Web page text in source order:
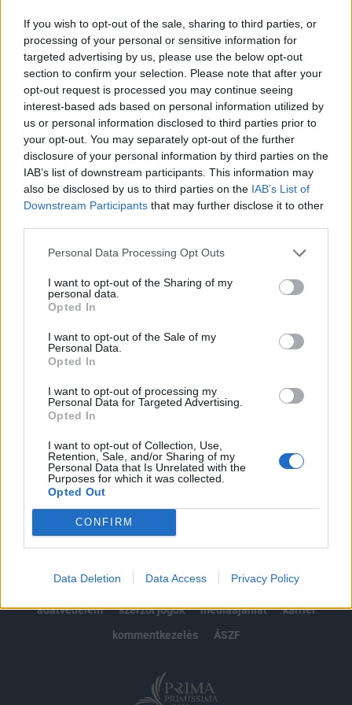
If you wish to opt-out of the sale, sharing to third parties, or
processing of your personal or sensitive information for
targeted advertising by us, please use the below opt-out
section to confirm your selection. Please note that after your
opt-out request is processed you may continue seeing
interest-based ads based on personal information utilized by
us or personal information disclosed to third parties prior to
your opt-out. You may separately opt-out of the further
disclosure of your personal information by third parties on the
IAB’s list of downstream participants. This information may
also be disclosed by us to third parties on the IAB’s List of
Downstream Participants that may further disclose it to other
Personal Data Processing Opt Outs
I want to opt-out of the Sharing of my
personal data.
Opted In
I want to opt-out of the Sale of my
Personal Data.
Opted In
I want to opt-out of processing my
Personal Data for Targeted Advertising.
Opted In
I want to opt-out of Collection, Use,
Retention, Sale, and/or Sharing of my
Personal Data that Is Unrelated with the
Purposes for which it was collected.
Opted Out
CONFIRM
Data Deletion Data Access Privacy Policy
A minisztérium közlése szerint a harcok február 24-i
kezdete óta 974 páncélozott járművet (köztük tankokat)
semmisítettek meg, kedden ez a szám még 897 volt. Az
orosz fél emellett azt állítja, hogy megsemmisítettek 97
drónt is. Az ukrán drónok az eddigi ukrán beszámolók
szerint kifejezetten nagy károkat okoztak az orosz félnek.
Fontos elmondani, hogy a veszteségekről szóló...
KEDVES OLVASÓNK!
A keresett cikk a portfolio.hu hírarchívumához
tartozik, melynek olvasása előfizetéses
regisztrációhoz kötött.
Az előfizetés a következőket tartalmazza:
Portfolio.hu teljes cikkarchívum
kötéslistái
impresszum
jogi nyilatkozat
süti beállítások
adatvédelem
szerzői jogok médiaajánlat
karrier
kommentkezelés
ÁSZF